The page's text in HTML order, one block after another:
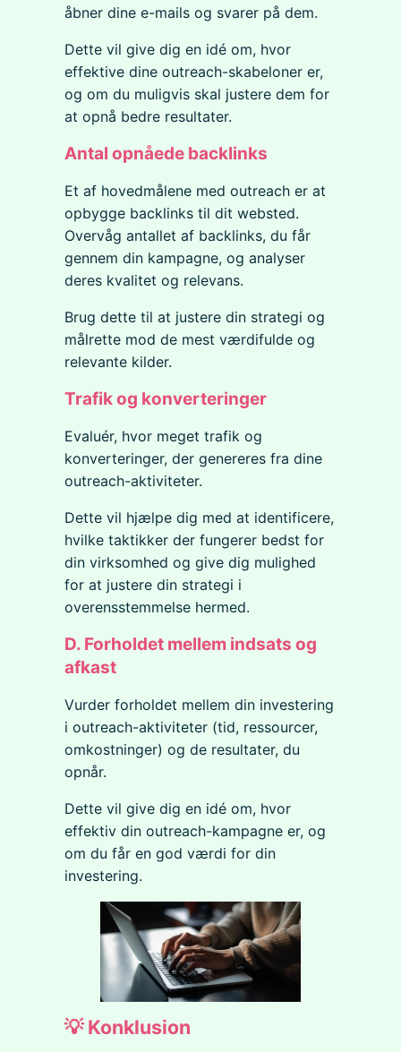
åbner dine e-mails og svarer på dem.
Dette vil give dig en idé om, hvor
effektive dine outreach-skabeloner er,
og om du muligvis skal justere dem for
at opnå bedre resultater.
Antal opnåede backlinks
Et af hovedmålene med outreach er at
opbygge backlinks til dit websted.
Overvåg antallet af backlinks, du får
gennem din kampagne, og analyser
deres kvalitet og relevans.
Brug dette til at justere din strategi og
målrette mod de mest værdifulde og
relevante kilder.
Trafik og konverteringer
Evaluér, hvor meget trafik og
konverteringer, der genereres fra dine
outreach-aktiviteter.
Dette vil hjælpe dig med at identificere,
hvilke taktikker der fungerer bedst for
din virksomhed og give dig mulighed
for at justere din strategi i
overensstemmelse hermed.
D. Forholdet mellem indsats og
afkast
Vurder forholdet mellem din investering
i outreach-aktiviteter (tid, ressourcer,
omkostninger) og de resultater, du
opnår.
Dette vil give dig en idé om, hvor
effektiv din outreach-kampagne er, og
om du får en god værdi for din
investering.
💡 Konklusion